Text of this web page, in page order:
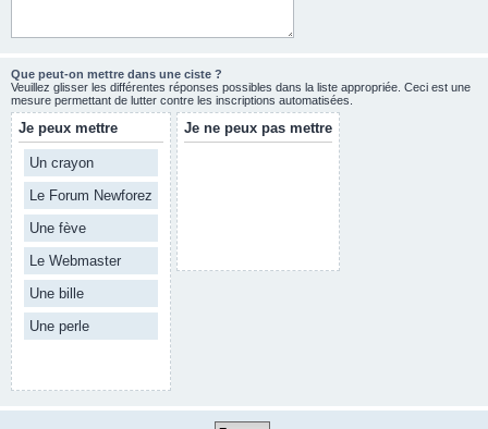
Que peut-on mettre dans une ciste ?
Veuillez glisser les différentes réponses possibles dans la liste appropriée. Ceci est une
mesure permettant de lutter contre les inscriptions automatisées.
Je peux mettre
Un crayon
Le Forum Newforez
Une fève
Le Webmaster
Une bille
Une perle
Je ne peux pas mettre